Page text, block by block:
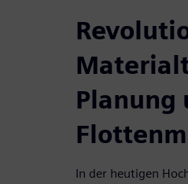
Planung
In der heutigen